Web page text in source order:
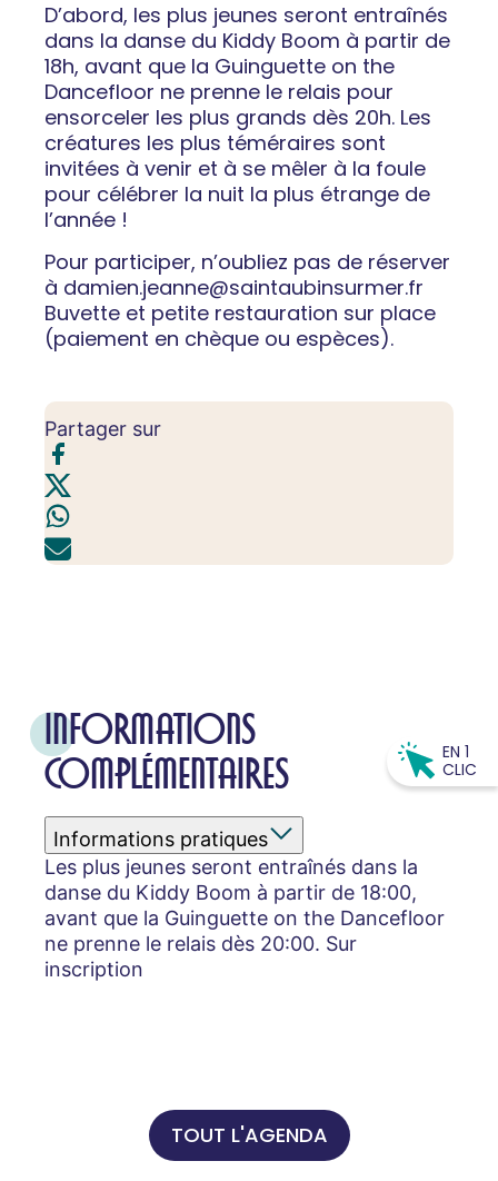
D’abord, les plus jeunes seront entraînés
dans la danse du Kiddy Boom à partir de
18h, avant que la Guinguette on the
Dancefloor ne prenne le relais pour
ensorceler les plus grands dès 20h. Les
créatures les plus téméraires sont
invitées à venir et à se mêler à la foule
pour célébrer la nuit la plus étrange de
l’année !
Pour participer, n’oubliez pas de réserver
à damien.jeanne@saintaubinsurmer.fr
Buvette et petite restauration sur place
(paiement en chèque ou espèces).
Partager sur
INFORMATIONS
COMPLÉMENTAIRES
Informations pratiques
Les plus jeunes seront entraînés dans la
danse du Kiddy Boom à partir de 18:00,
avant que la Guinguette on the Dancefloor
ne prenne le relais dès 20:00. Sur
inscription
TOUT L'AGENDA
EN 1
CLIC